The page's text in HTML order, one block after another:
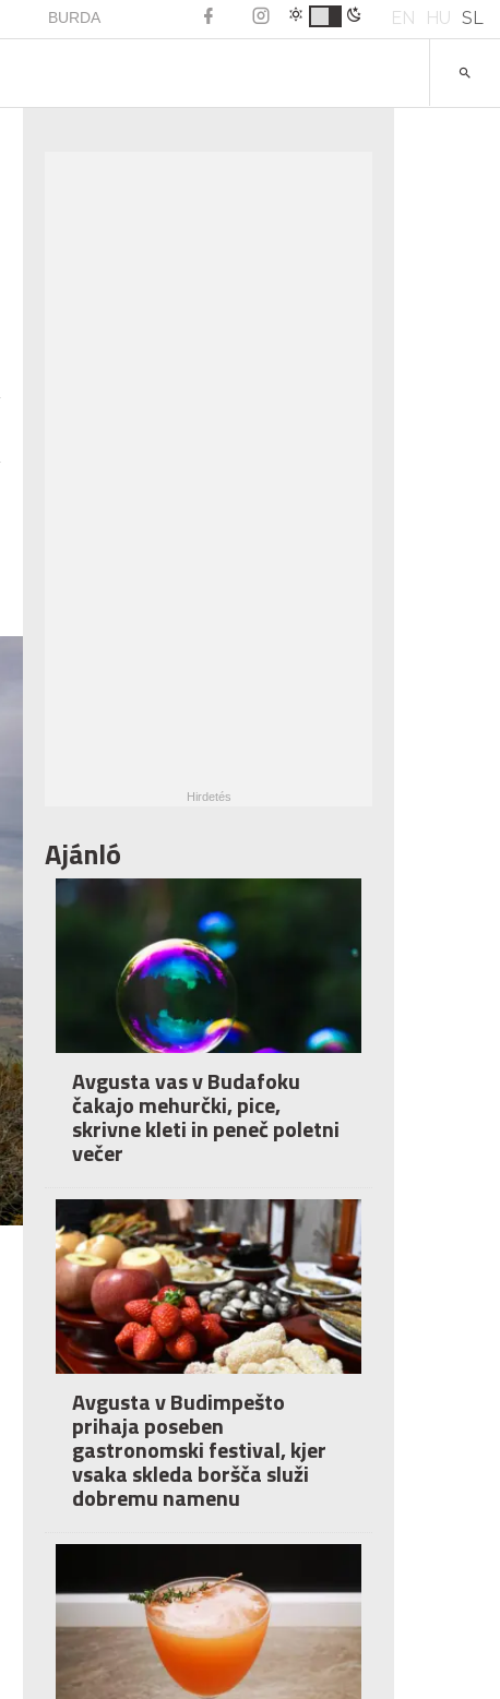
BURDA EN HU SL
Ajánló
Avgusta vas v Budafoku
čakajo mehurčki, pice,
skrivne kleti in peneč poletni
večer
Avgusta v Budimpešto
prihaja poseben
gastronomski festival, kjer
vsaka skleda boršča služi
dobremu namenu